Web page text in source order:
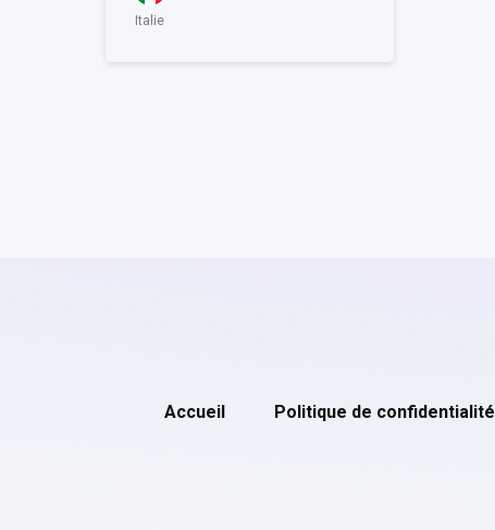
Italie
Accueil Politique de confidentialité